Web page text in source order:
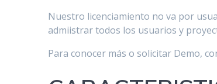
Nuestro licenciamiento no va por
admiistrar todos los usuarios y
Para conocer más o solicitar Demo,